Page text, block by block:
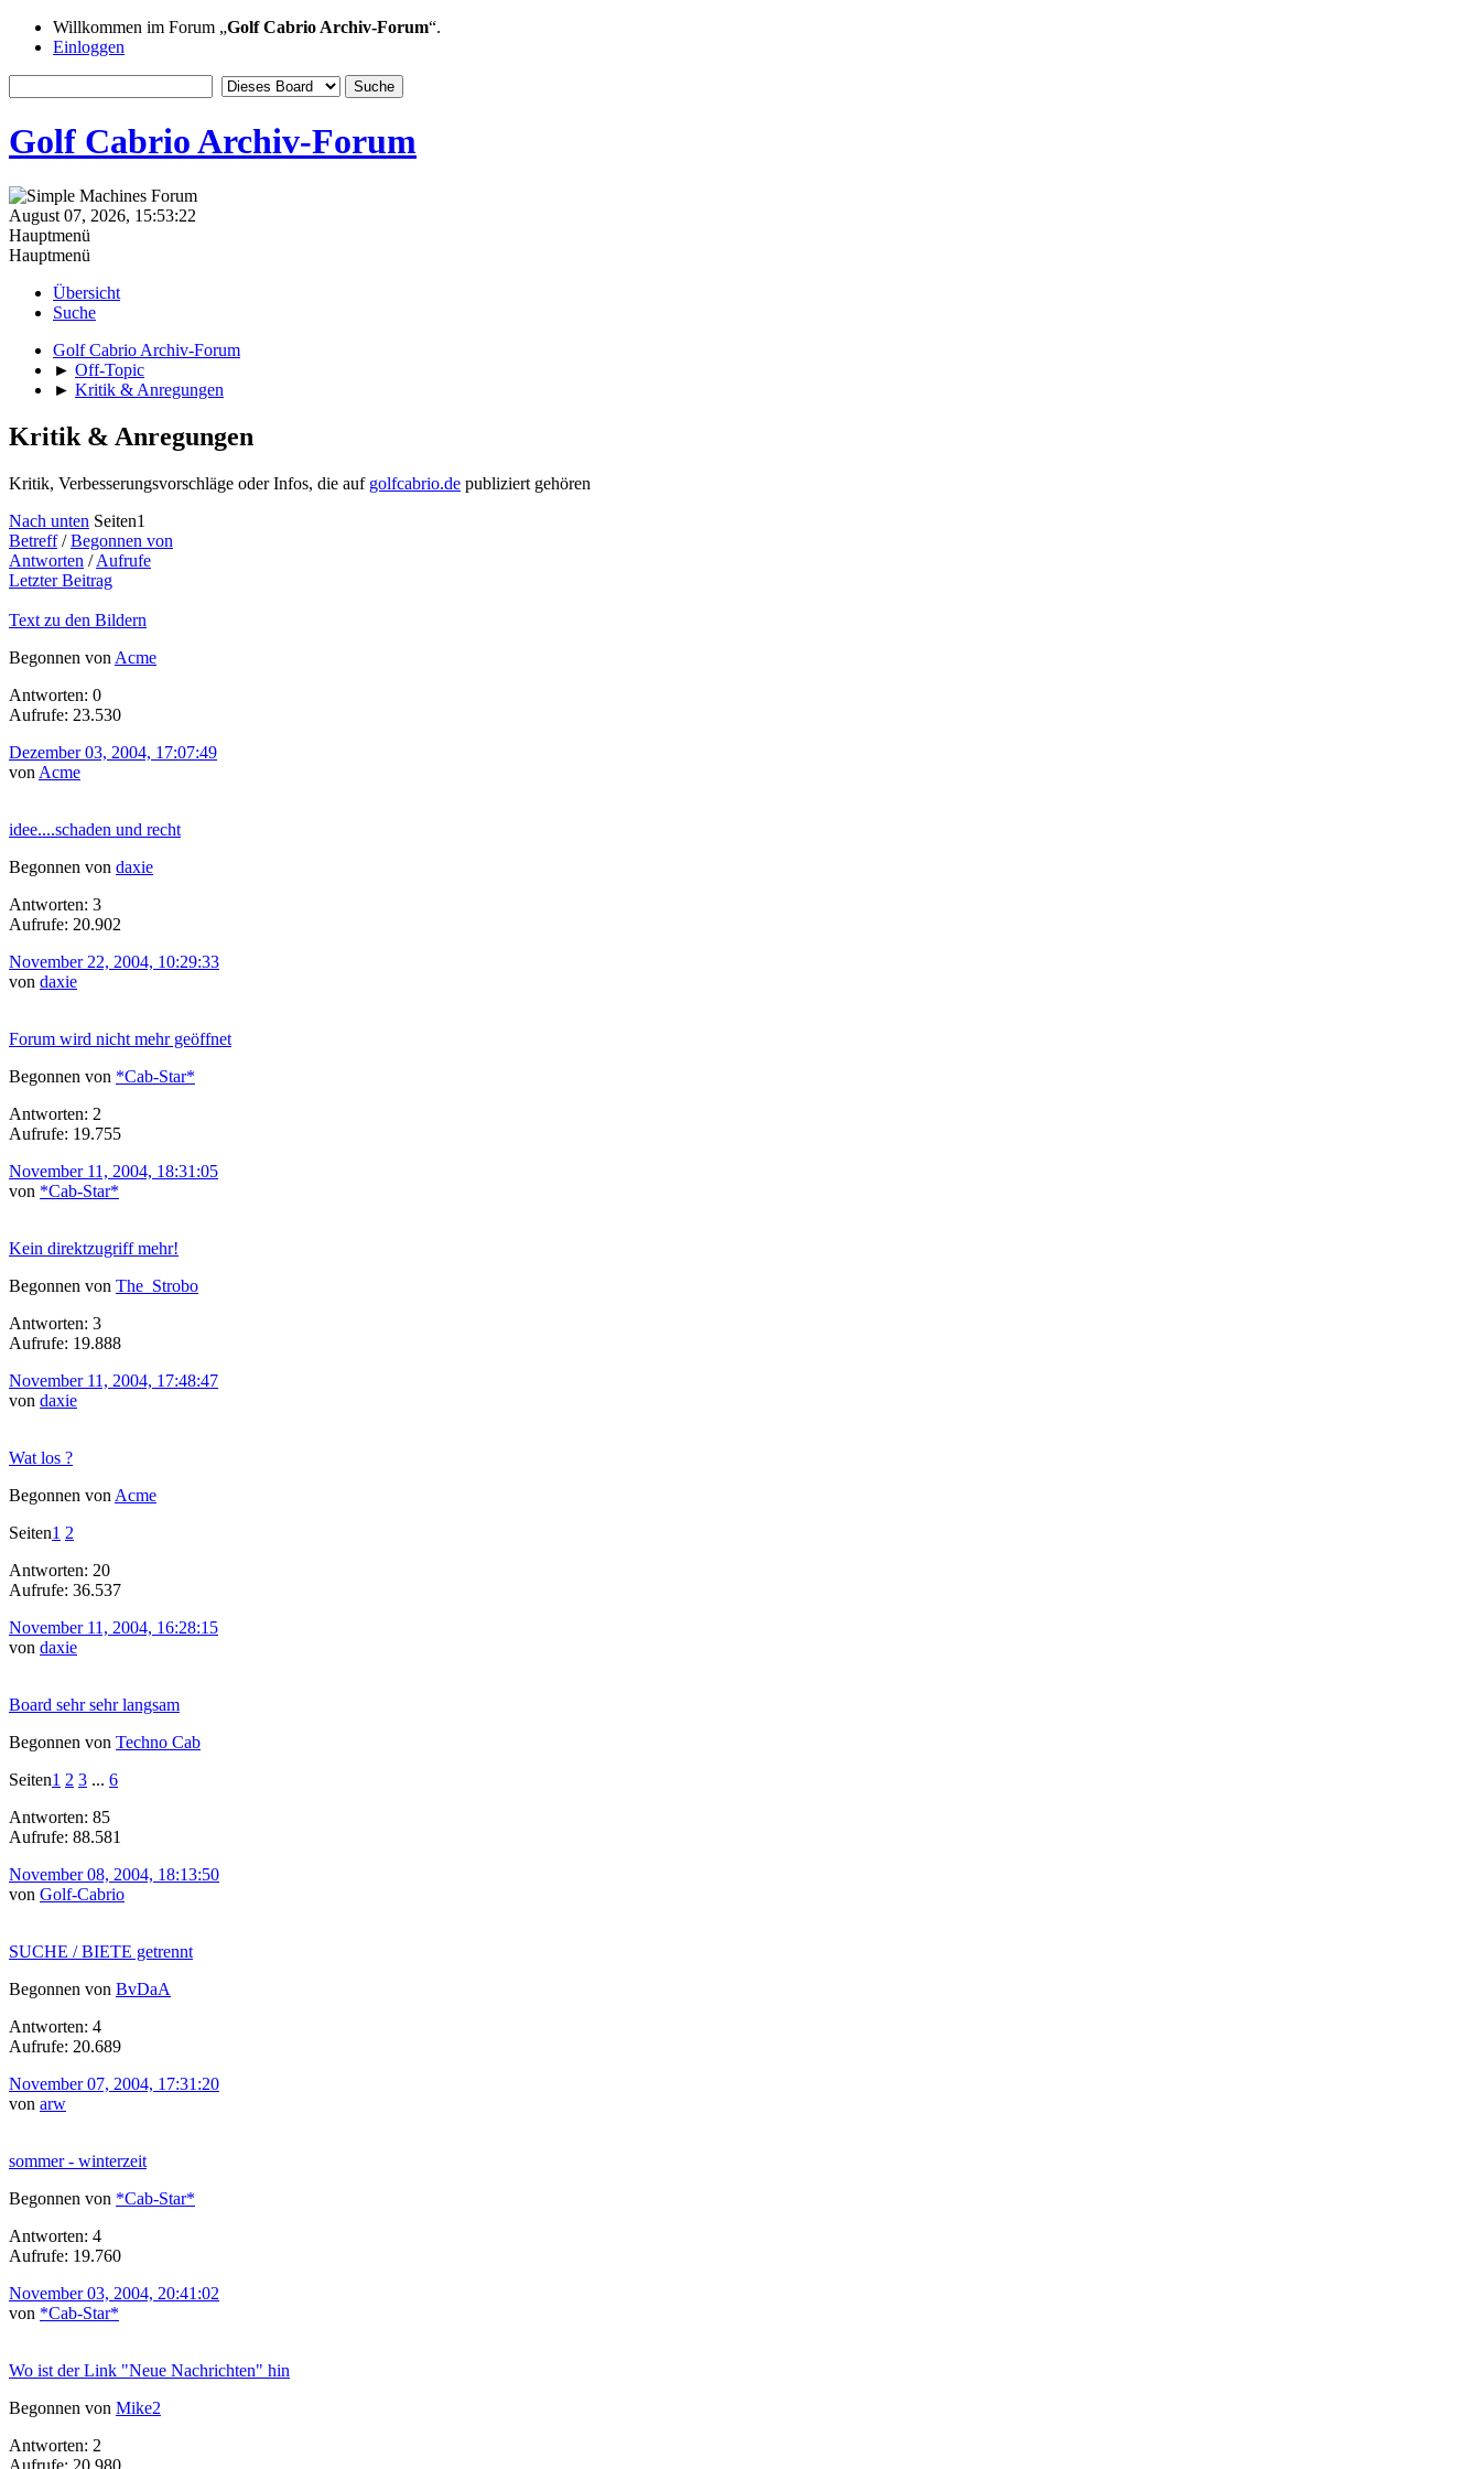
Willkommen im Forum „Golf Cabrio Archiv-Forum“.
Einloggen
Golf Cabrio Archiv-Forum
August 07, 2026, 15:53:22
Hauptmenü
Hauptmenü
Übersicht
Suche
Golf Cabrio Archiv-Forum
► Off-Topic
► Kritik & Anregungen
Kritik & Anregungen
Kritik, Verbesserungsvorschläge oder Infos, die auf golfcabrio.de publiziert gehören
Nach unten Seiten1
Betreff/Begonnen von
Antworten /Aufrufe
Letzter Beitrag
Text zu den Bildern
Begonnen von Acme
Antworten: 0
Aufrufe: 23.530
Dezember 03, 2004, 17:07:49
von Acme
idee....schaden und recht
Begonnen von daxie
Antworten: 3
Aufrufe: 20.902
November 22, 2004, 10:29:33
von daxie
Forum wird nicht mehr geöffnet
Begonnen von *Cab-Star*
Antworten: 2
Aufrufe: 19.755
November 11, 2004, 18:31:05
von *Cab-Star*
Kein direktzugriff mehr!
Begonnen von The_Strobo
Antworten: 3
Aufrufe: 19.888
November 11, 2004, 17:48:47
von daxie
Wat los ?
Begonnen von Acme
Seiten1 2
Antworten: 20
Aufrufe: 36.537
November 11, 2004, 16:28:15
von daxie
Board sehr sehr langsam
Begonnen von Techno Cab
Seiten1 2 3 ... 6
Antworten: 85
Aufrufe: 88.581
November 08, 2004, 18:13:50
von Golf-Cabrio
SUCHE / BIETE getrennt
Begonnen von BvDaA
Antworten: 4
Aufrufe: 20.689
November 07, 2004, 17:31:20
von arw
sommer - winterzeit
Begonnen von *Cab-Star*
Antworten: 4
Aufrufe: 19.760
November 03, 2004, 20:41:02
von *Cab-Star*
Wo ist der Link "Neue Nachrichten" hin
Begonnen von Mike2
Antworten: 2
Aufrufe: 20.980